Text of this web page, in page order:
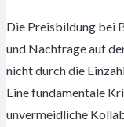
Die Preisbildung bei
und Nachfrage auf
nicht durch die
Eine fundamentale
unvermeidliche